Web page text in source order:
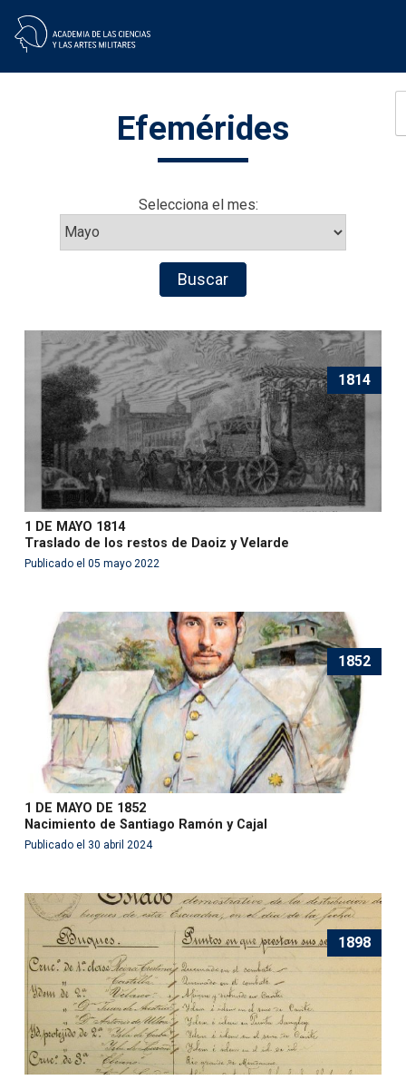
Efemérides
Selecciona el mes:
1814
1 DE MAYO 1814
Traslado de los restos de Daoiz y Velarde
Publicado el 05 mayo 2022
1852
1 DE MAYO DE 1852
Nacimiento de Santiago Ramón y Cajal
Publicado el 30 abril 2024
1898